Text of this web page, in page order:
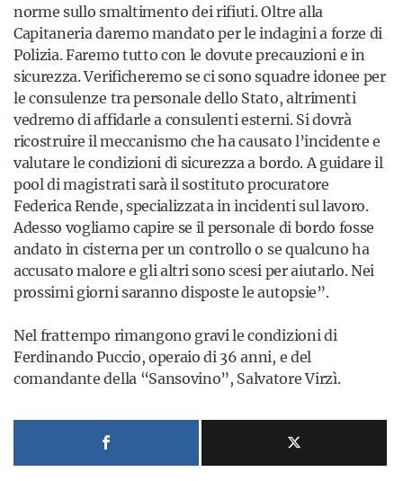
norme sullo smaltimento dei rifiuti. Oltre alla
Capitaneria daremo mandato per le indagini a forze di
Polizia. Faremo tutto con le dovute precauzioni e in
sicurezza. Verificheremo se ci sono squadre idonee per
le consulenze tra personale dello Stato, altrimenti
vedremo di affidarle a consulenti esterni. Si dovrà
ricostruire il meccanismo che ha causato l’incidente e
valutare le condizioni di sicurezza a bordo. A guidare il
pool di magistrati sarà il sostituto procuratore
Federica Rende, specializzata in incidenti sul lavoro.
Adesso vogliamo capire se il personale di bordo fosse
andato in cisterna per un controllo o se qualcuno ha
accusato malore e gli altri sono scesi per aiutarlo. Nei
prossimi giorni saranno disposte le autopsie”.
Nel frattempo rimangono gravi le condizioni di
Ferdinando Puccio, operaio di 36 anni, e del
comandante della “Sansovino”, Salvatore Virzì.